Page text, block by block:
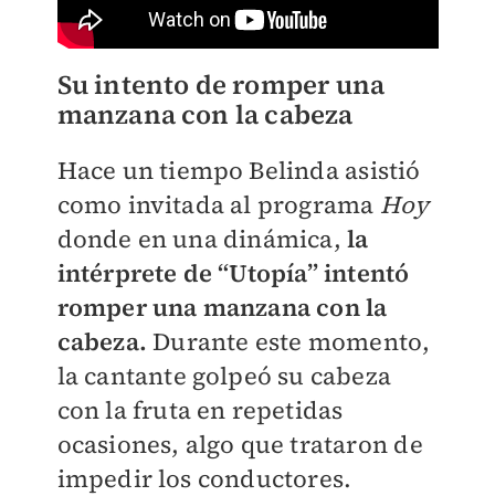
Su intento de romper una
manzana con la cabeza
Hace un tiempo Belinda asistió
como invitada al programa Hoy
donde en una dinámica, la
intérprete de “Utopía” intentó
romper una manzana con la
cabeza. Durante este momento,
la cantante golpeó su cabeza
con la fruta en repetidas
ocasiones, algo que trataron de
impedir los conductores.